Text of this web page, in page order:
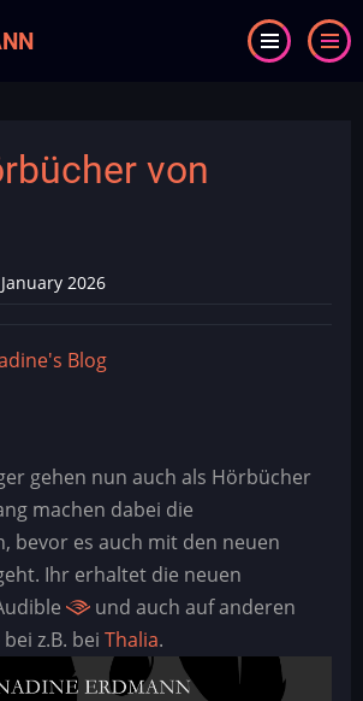
von
2026
Blog
gehen nun auch als Hörbücher
machen dabei die
bevor es auch mit den neuen
Ihr erhaltet die neuen
und auch auf anderen
z.B. bei Thalia.